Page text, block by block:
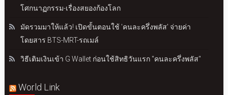
โศกนาฏกรรม-เรื่องสยองก้องโลก
มัดรวมมาให้แล้ว! เปิดขั้นตอนใช้ 'คนละครึ่งพลัส' จ่ายค่า
โดยสาร BTS-MRT-รถเมล์
วิธีเติมเงินเข้า G Wallet ก่อนใช้สิทธิวันแรก "คนละครึ่งพลัส"
World Link